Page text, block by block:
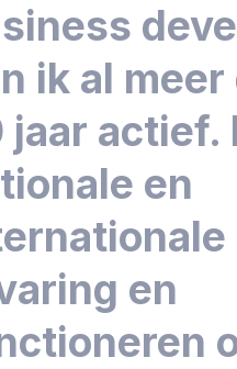
ik al meer
jaar actief.
en
en